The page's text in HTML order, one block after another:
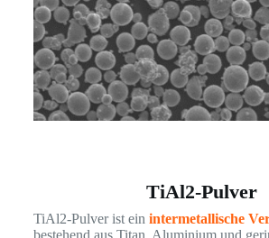
TiAl2-Pulver
TiAl2-Pulver ist ein intermetallische